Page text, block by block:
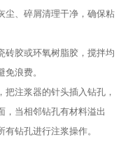
尘、碎屑清理干净，确保粘
砖胶或环氧树脂胶，搅拌均
浪费。​
注浆器的针头插入钻孔，
，当相邻钻孔有材料溢出
钻孔进行注浆操作。​